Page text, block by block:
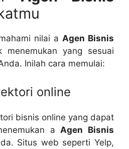
nilai a Agen Bisnis
menemukan yang sesuai
Inilah cara memulai:
online
bisnis online yang dapat
a Agen Bisnis
Situs web seperti Yelp,